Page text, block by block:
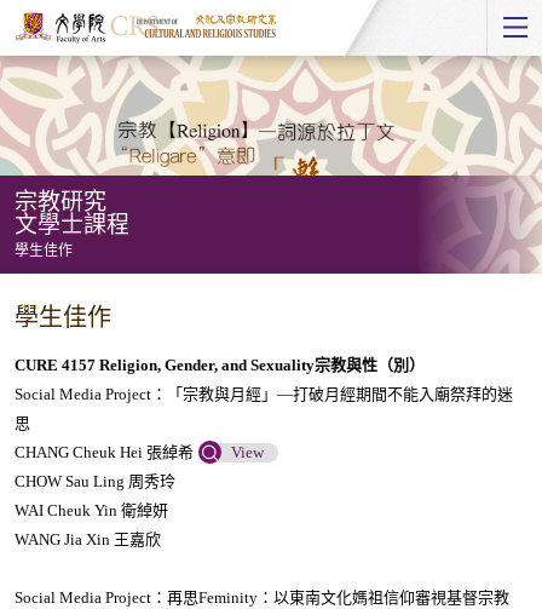
Start
main
Content
宗教研究
文學士課程
學生佳作
教
研
究
文
士
課
學生佳作
CURE 4157 Religion, Gender, and Sexuality宗教與性（別）
Social Media Project：「宗教與月經」—打破月經期間不能入廟祭拜的迷
思
CHANG Cheuk Hei 張綽希
View
CHOW Sau Ling 周秀玲
WAI Cheuk Yin 衛綽妍
WANG Jia Xin 王嘉欣
Social Media Project：再思Feminity：以東南文化媽祖信仰審視基督宗教